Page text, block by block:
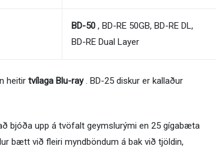
BD-50 , BD-RE 50GB, BD-RE DL,
BD-RE Dual Layer
heitir tvílaga Blu-ray. BD-25 diskur er kallaður
bjóða upp á tvöfalt geymslurými en 25 gígabæta
bætt við fleiri myndböndum á bak við tjöldin,